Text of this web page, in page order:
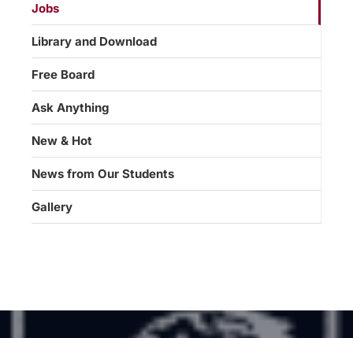
Jobs
Library and Download
Free Board
Ask Anything
New & Hot
News from Our Students
Gallery